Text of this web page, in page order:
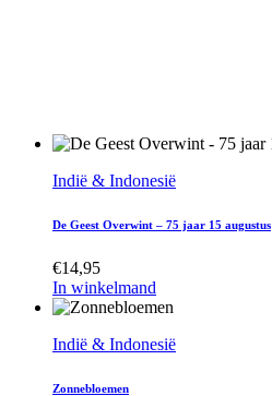
Indië & Indonesië
De Geest Overwint – 75 jaar 15 augustus
€14,95
In winkelmand
Indië & Indonesië
Zonnebloemen